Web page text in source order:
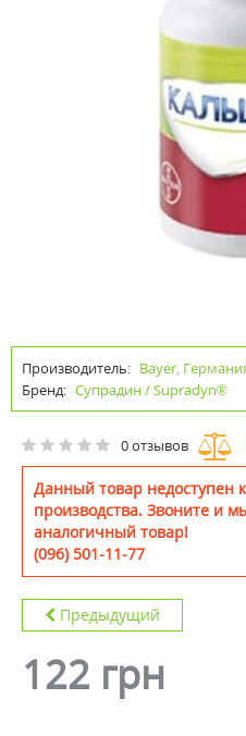
Производитель: Bayer,
Бренд: Супрадин / Supradyn®
0 отзывов
Данный товар недоступен
производства. Звоните и
аналогичный товар!
(096) 501-11-77
Предыдущий
122 грн